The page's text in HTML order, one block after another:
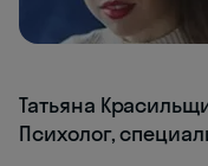
Татьяна
Психолог,